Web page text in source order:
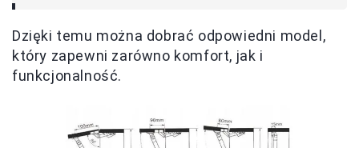
Dzięki temu można dobrać odpowiedni model,
który zapewni zarówno komfort, jak i
funkcjonalność.